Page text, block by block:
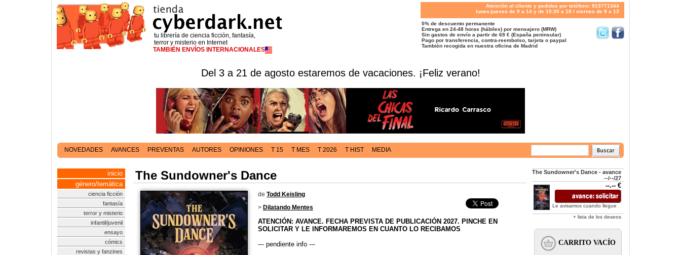
tu librería de ciencia ficción, fantasía,
terror y misterio en Internet
TAMBIÉN ENVÍOS INTERNACIONALES
Atención al cliente y pedidos por teléfono: 913771344
lunes-jueves de 9 a 14 y de 15:30 a 18 / viernes de 9 a 13
5% de descuento permanente
Entrega en 24-48 horas (hábiles) por mensajero (MRW)
Sin gastos de envío a partir de 69 € (España peninsular)
Pago por transferencia, contra-reembolso, tarjeta o paypal
También recogida en nuestra oficina de Madrid
Del 3 a 21 de agosto estaremos de vacaciones. ¡Feliz verano!
NOVEDADES AVANCES PREVENTAS AUTORES OPINIONES T 15 T MES T 2026 T HIST MEDIA
inicio
género/temática
ciencia ficción
fantasía
terror y misterio
infantil/juvenil
ensayo
cómics
revistas y fanzines
The Sundowner's Dance
de Todd Keisling
> Dilatando Mentes
ATENCIÓN: AVANCE. FECHA PREVISTA DE PUBLICACIÓN 2027. PINCHE EN
SOLICITAR Y LE INFORMAREMOS EN CUANTO LO RECIBAMOS
--- pendiente info ---
The Sundowner's Dance - avance
--/--/27
--.-- €
Le avisamos cuando llegue
+ lista de los deseos